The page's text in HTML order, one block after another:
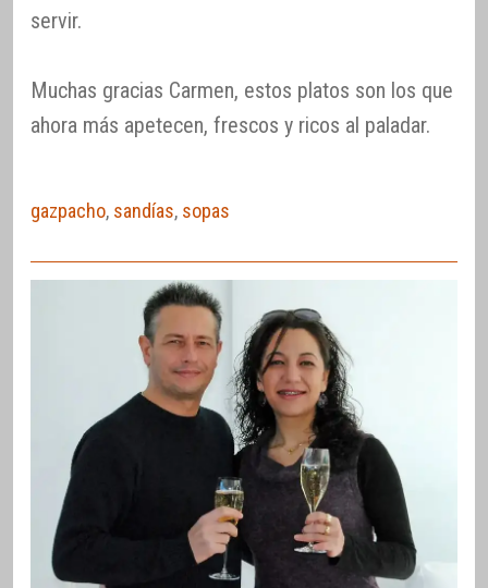
servir.
Muchas gracias Carmen, estos platos son los que
ahora más apetecen, frescos y ricos al paladar.
gazpacho, sandías, sopas